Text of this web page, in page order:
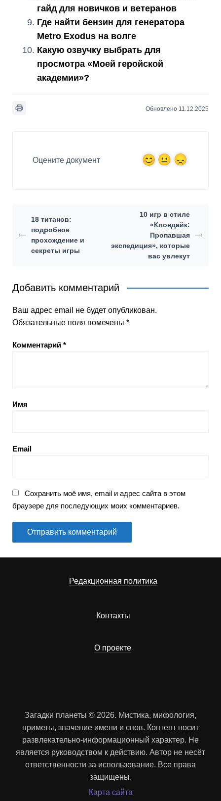
гайд для новичков и ветеранов
Где найти бензин для генератора
Metro Exodus на волге
Какую озвучку выбрать для
просмотра «Моей геройской
академии»?
Обновлено 11.12.2025
Оцените документ
18 титанов:
подробное
прохождение и
секреты игры
10 игр в стиле
«Клондайк:
Пропавшая
экспедиция», которые
вас увлекут
Добавить комментарий
Ваш адрес email не будет опубликован.
Обязательные поля помечены *
Комментарий *
Имя
Email
Сохранить моё имя, email и адрес сайта в этом
браузере для последующих моих комментариев.
Редакционная политика
Контакты
О проекте
Загадки планеты © 2026. Мистика, мифология,
приметы, значение имени и снов. Контент носит
развлекательно-информационный характер. Не
является руководством к действию. Автор не несёт
ответственности за использование. Все права
защищены.
Карта сайта